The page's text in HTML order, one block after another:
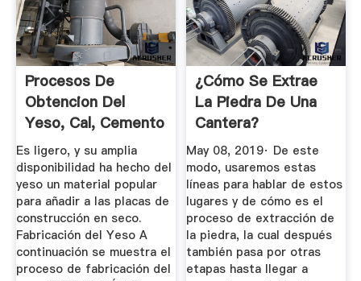
Procesos De
Obtencion Del
Yeso, Cal, Cemento
Y Puzolanas
Es ligero, y su amplia
disponibilidad ha hecho del
yeso un material popular
para añadir a las placas de
construcción en seco.
Fabricación del Yeso A
continuación se muestra el
proceso de fabricación del
¿Cómo Se Extrae
La Piedra De Una
Cantera?
May 08, 2019· De este
modo, usaremos estas
líneas para hablar de estos
lugares y de cómo es el
proceso de extracción de
la piedra, la cual después
también pasa por otras
etapas hasta llegar a